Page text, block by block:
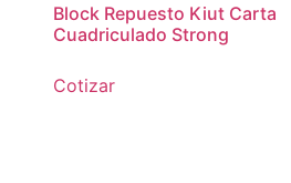
Block Repuesto Kiut Carta
Cuadriculado Strong
Cotizar